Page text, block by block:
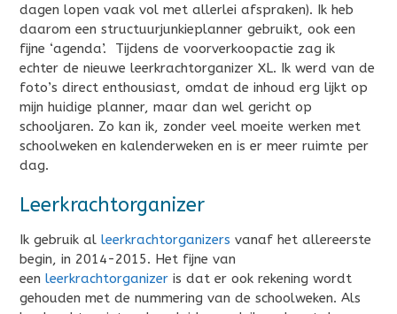
dagen lopen vaak vol met allerlei afspraken). Ik heb
daarom een structuurjunkieplanner gebruikt, ook een
fijne ‘agenda’. Tijdens de voorverkoopactie zag ik
echter de nieuwe leerkrachtorganizer XL. Ik werd van de
foto’s direct enthousiast, omdat de inhoud erg lijkt op
mijn huidige planner, maar dan wel gericht op
schooljaren. Zo kan ik, zonder veel moeite werken met
schoolweken en kalenderweken en is er meer ruimte per
dag.
Leerkrachtorganizer
Ik gebruik al leerkrachtorganizers vanaf het allereerste
begin, in 2014-2015. Het fijne van
een leerkrachtorganizer is dat er ook rekening wordt
gehouden met de nummering van de schoolweken. Als